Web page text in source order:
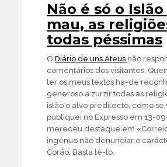
Não é só o
mau, as
todas péssimas
O Diário de uns Ateus não
comentários dos visitantes.
ler os meus textos há-de
generoso a zurzir todas as
islão o alvo predilecto, como se
publiquei no Expresso em 13-
mereceu destaque em
ingénuo não denunciar o
Corão. Basta lê-lo.